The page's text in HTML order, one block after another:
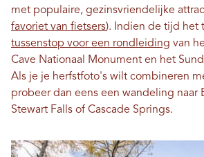
met populaire, gezinsvriendelijke
favoriet van fietsers). Indien de tijd het
tussenstop voor een rondleiding van
Cave Nationaal Monument en het
Als je je herfstfoto's wilt combineren
probeer dan eens een wandeling naar
Stewart Falls of Cascade Springs.